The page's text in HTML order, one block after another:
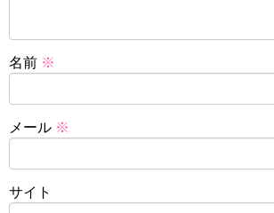
名前 ※
メール ※
サイト